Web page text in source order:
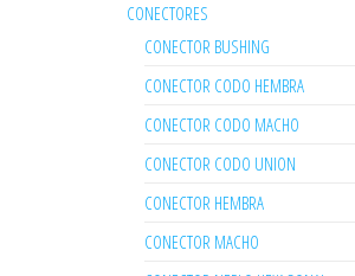
CONECTORES
CONECTOR BUSHING
CONECTOR CODO HEMBRA
CONECTOR CODO MACHO
CONECTOR CODO UNION
CONECTOR HEMBRA
CONECTOR MACHO